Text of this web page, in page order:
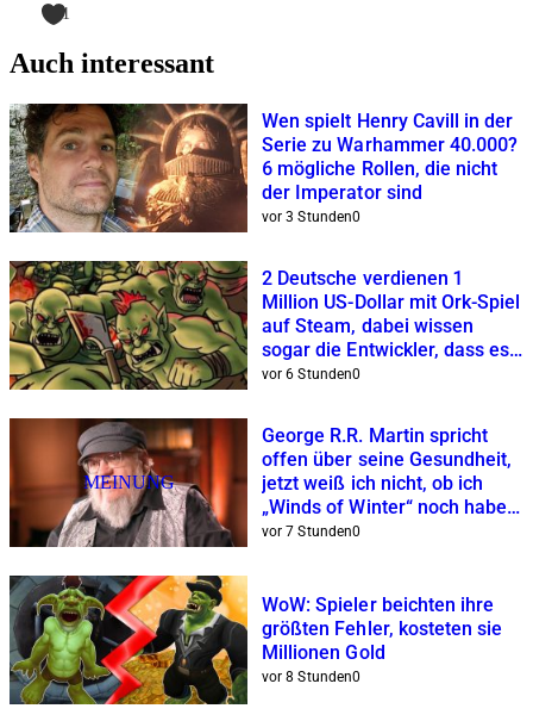
1
Auch interessant
Wen spielt Henry Cavill in der
Serie zu Warhammer 40.000?
6 mögliche Rollen, die nicht
der Imperator sind
vor 3 Stunden0
2 Deutsche verdienen 1
Million US-Dollar mit Ork-Spiel
auf Steam, dabei wissen
sogar die Entwickler, dass es
verdammt hässlich ist
vor 6 Stunden0
MEINUNG
George R.R. Martin spricht
offen über seine Gesundheit,
jetzt weiß ich nicht, ob ich
„Winds of Winter“ noch haben
will
vor 7 Stunden0
WoW: Spieler beichten ihre
größten Fehler, kosteten sie
Millionen Gold
vor 8 Stunden0